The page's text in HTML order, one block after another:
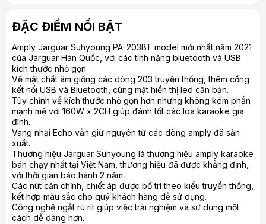
ĐẶC ĐIỂM NỔI BẬT
Amply Jarguar Suhyoung PA-203BT model mới nhất năm 2021
của Jarguar Hàn Quốc, với các tính năng bluetooth và USB
kích thước nhỏ gọn.
Về mặt chất âm giống các dòng 203 truyền thống, thêm cổng
kết nối USB và Bluetooth, cùng mặt hiển thị led căn bản.
Tùy chỉnh về kích thước nhỏ gọn hơn nhưng không kém phần
mạnh mẽ với 160W x 2CH giúp đánh tốt các loa karaoke gia
đình.
Vang nhại Echo vẫn giữ nguyên từ các dòng amply đã sản
xuất.
Thương hiệu Jarguar Suhyoung là thương hiệu amply karaoke
bán chạy nhất tại Việt Nam, thương hiệu đã được khẳng định,
với thời gian bảo hành 2 năm.
Các nút căn chỉnh, chiết áp được bố trí theo kiểu truyền thống,
kết hợp màu sắc cho quý khách hàng dễ sử dụng.
Công nghệ ngắt rú rít giúp việc trải nghiệm và sử dụng một
cách dễ dàng hơn.